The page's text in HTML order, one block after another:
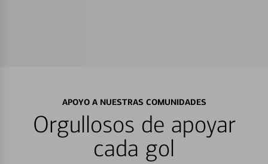
APOYO A NUESTRAS COMUNIDADES
Orgullosos de apoyar
cada gol